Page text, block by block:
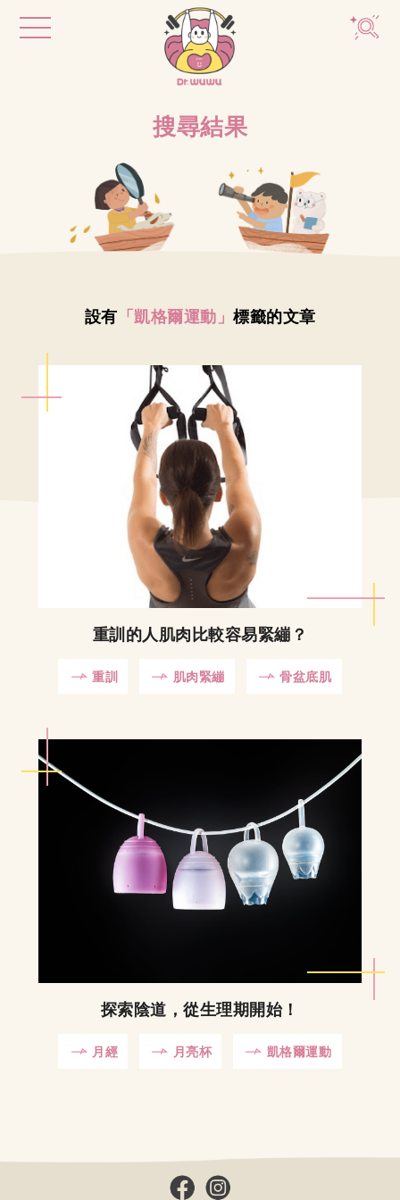
搜尋結果
設有 「凱格爾運動」 標籤的文章
重訓的人肌肉比較容易緊繃？
重訓 肌肉緊繃 骨盆底肌
探索陰道，從生理期開始！
月經 月亮杯 凱格爾運動